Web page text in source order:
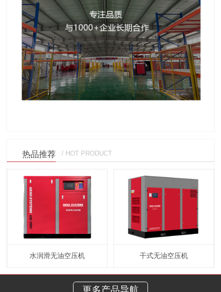
热品推荐 / HOT PRODUCT
水润滑无油空压机 干式无油空压机
更多产品导航